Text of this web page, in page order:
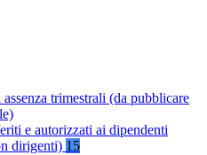
assenza trimestrali (da pubblicare
e autorizzati ai dipendenti
dirigenti) 15